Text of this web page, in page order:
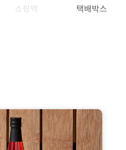
쇼핑백 택배박스